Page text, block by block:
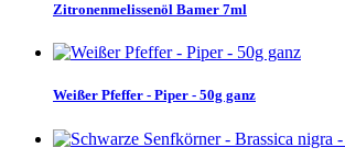
Zitronenmelissenöl Bamer 7ml
Weißer Pfeffer - Piper - 50g ganz